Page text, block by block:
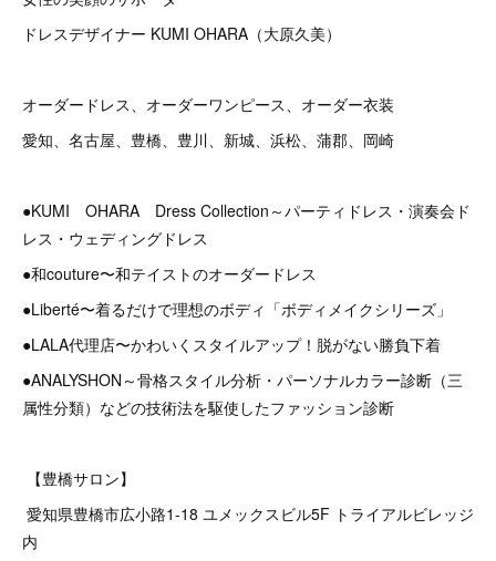
ドレスデザイナー KUMI OHARA（大原久美）
オーダードレス、オーダーワンピース、オーダー衣装
愛知、名古屋、豊橋、豊川、新城、浜松、蒲郡、岡崎
●KUMI OHARA Dress Collection～パーティドレス・演奏会ド
レス・ウェディングドレス
●和couture〜和テイストのオーダードレス
●Liberté〜着るだけで理想のボディ「ボディメイクシリーズ」
●LALA代理店〜かわいくスタイルアップ！脱がない勝負下着
●ANALYSHON～骨格スタイル分析・パーソナルカラー診断（三
属性分類）などの技術法を駆使したファッション診断
【豊橋サロン】
愛知県豊橋市広小路1-18 ユメックスビル5F トライアルビレッジ
内